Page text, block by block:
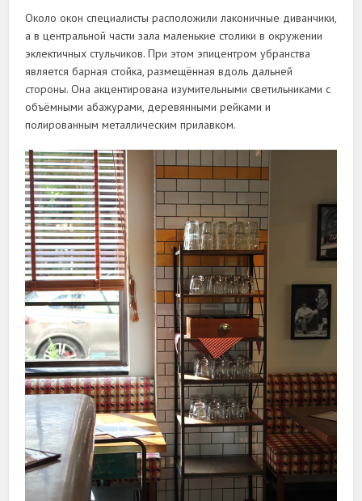
Около окон специалисты расположили лаконичные диванчики,
а в центральной части зала маленькие столики в окружении
эклектичных стульчиков. При этом эпицентром убранства
является барная стойка, размещённая вдоль дальней
стороны. Она акцентирована изумительными светильниками с
объёмными абажурами, деревянными рейками и
полированным металлическим прилавком.